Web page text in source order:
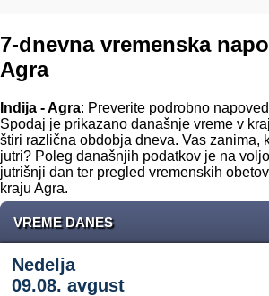
7-dnevna vremenska
Agra
Indija - Agra: Preverite podrobno
Spodaj je prikazano današnje vreme v
štiri različna obdobja dneva. Vas zanima,
jutri? Poleg današnjih podatkov je na
jutrišnji dan ter pregled vremenskih
kraju Agra.
VREME DANES
Nedelja
09.08. avgust